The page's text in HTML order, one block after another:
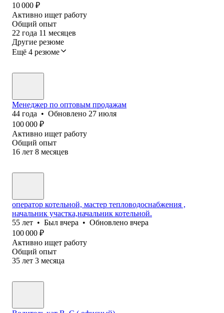
10 000 ₽
Активно ищет работу
Общий опыт
22 года 11 месяцев
Другие резюме
Ещё 4 резюме
Менеджер по оптовым продажам
44 года • Обновлено 27 июля
100 000 ₽
Активно ищет работу
Общий опыт
16 лет 8 месяцев
оператор котельной, мастер тепловодоснабжения ,
начальник участка,начальник котельной.
55 лет • Был вчера • Обновлено вчера
100 000 ₽
Активно ищет работу
Общий опыт
35 лет 3 месяца